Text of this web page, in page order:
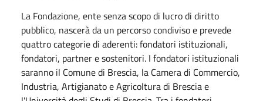
La Fondazione, ente senza scopo di lucro di diritto
pubblico, nascerà da un percorso condiviso e prevede
quattro categorie di aderenti: fondatori istituzionali,
fondatori, partner e sostenitori. I fondatori istituzionali
saranno il Comune di Brescia, la Camera di Commercio,
Industria, Artigianato e Agricoltura di Brescia e